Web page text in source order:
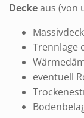
Deckeaus (von
Trennlage
eventuell